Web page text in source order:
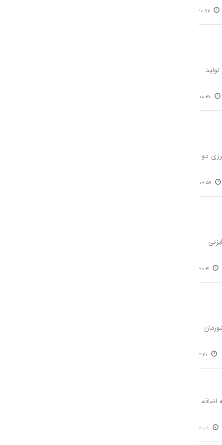
10:52
۲۰۲۶، ترکیه با ثبت تولید
08:30
دو
07:59
رایزنی
20:41
11:20
اضافه
12:09